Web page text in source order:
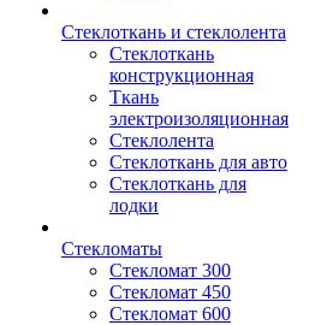
Стеклоткань и стеклолента
Стеклоткань
конструкционная
Ткань
электроизоляционная
Стеклолента
Стеклоткань для авто
Стеклоткань для
лодки
Стекломаты
Стекломат 300
Стекломат 450
Стекломат 600